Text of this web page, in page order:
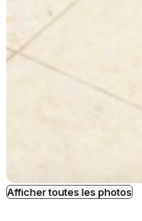
Afficher toutes les photos